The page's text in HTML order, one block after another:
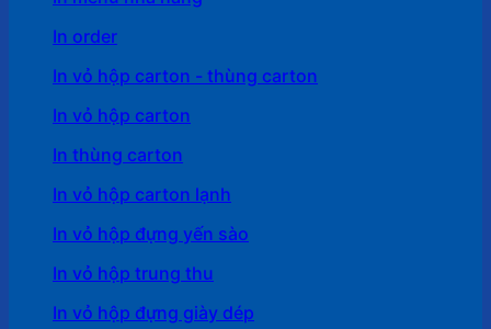
In order
In vỏ hộp carton - thùng carton
In vỏ hộp carton
In thùng carton
In vỏ hộp carton lạnh
In vỏ hộp đựng yến sào
In vỏ hộp trung thu
In vỏ hộp đựng giày dép